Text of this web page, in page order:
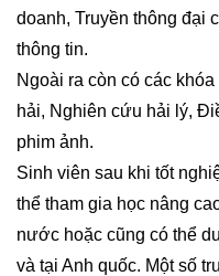
doanh, Truyền thông đại
thông tin.
Ngoài ra còn có các
hải, Nghiên cứu hải lý,
phim ảnh.
Sinh viên sau khi tốt
thể tham gia học nâng
nước hoặc cũng có thể
và tại Anh quốc. Một số